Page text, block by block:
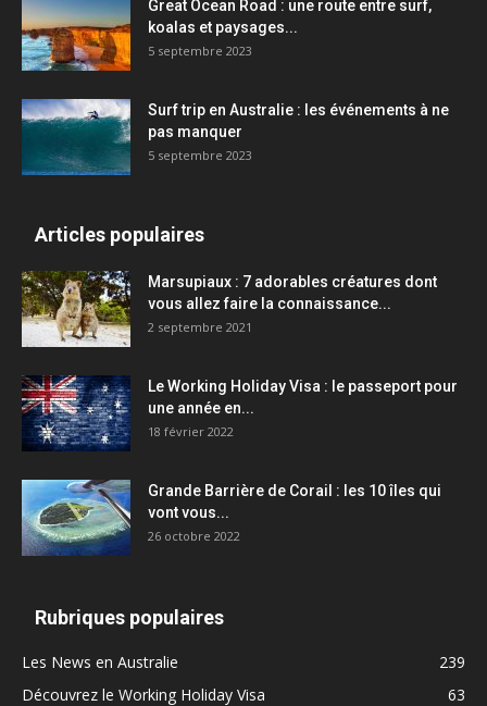
Great Ocean Road : une route entre surf,
koalas et paysages...
5 septembre 2023
Surf trip en Australie : les événements à ne
pas manquer
5 septembre 2023
Articles populaires
Marsupiaux : 7 adorables créatures dont
vous allez faire la connaissance...
2 septembre 2021
Le Working Holiday Visa : le passeport pour
une année en...
18 février 2022
Grande Barrière de Corail : les 10 îles qui
vont vous...
26 octobre 2022
Rubriques populaires
Les News en Australie
239
Découvrez le Working Holiday Visa
63